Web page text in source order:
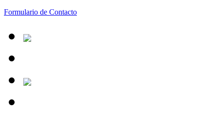
Formulario de Contacto